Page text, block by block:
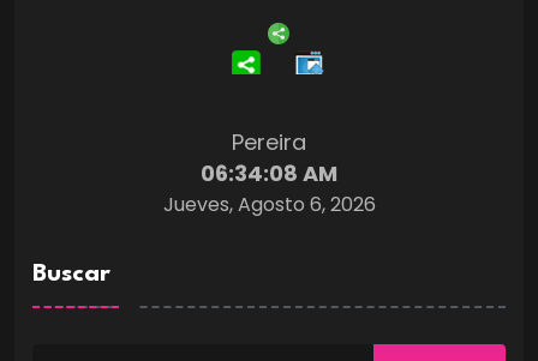
Pereira
06:34:09 AM
Jueves, Agosto 6, 2026
Buscar